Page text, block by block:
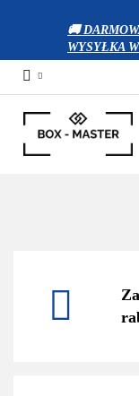
🚚
WYSYŁKA